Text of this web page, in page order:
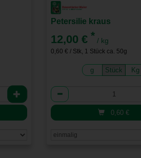
Petersilie kraus
12,00 €* / kg
0,60 € / Stk, 1 Stück ca. 50g
g Stück Kg
Anzahl
0,60€